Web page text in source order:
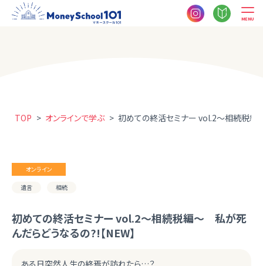
MENU
TOP > オンラインで学ぶ > 初めての終活セミナー vol.2～相続税編
オンライン
遺言 相続
初めての終活セミナー vol.2～相続税編～ 私が死
んだらどうなるの?!【NEW】
ある日突然人生の終焉が訪れたら…？